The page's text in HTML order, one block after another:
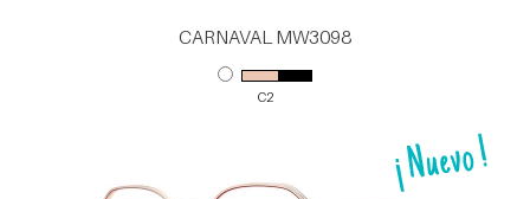
CARNAVAL MW3098
C2